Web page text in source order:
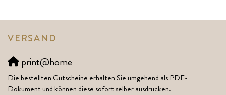
VERSAND
print@home
Die bestellten Gutscheine erhalten Sie umgehend als PDF-
Dokument und können diese sofort selber ausdrucken.